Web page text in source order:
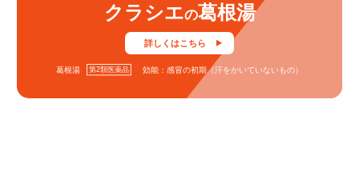
クラシエの葛根湯
詳しくはこちら
葛根湯 第2類医薬品 効能：感冒の初期（汗をかいていないもの）